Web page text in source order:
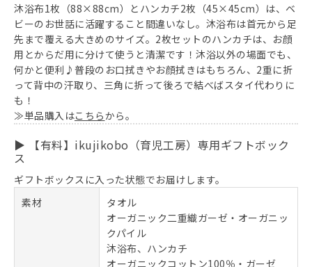
沐浴布1枚（88×88cm）とハンカチ2枚（45×45cm）は、ベ
ビーのお世話に活躍すること間違いなし。沐浴布は首元から足
先まで覆える大きめのサイズ。2枚セットのハンカチは、お顔
用とからだ用に分けて使うと清潔です！沐浴以外の場面でも、
何かと便利♪普段のお口拭きやお顔拭きはもちろん、2重に折
って背中の汗取り、三角に折って後ろで結べばスタイ代わりに
も！
≫単品購入はこちらから。
▶ 【有料】ikujikobo（育児工房）専用ギフトボック
ス
ギフトボックスに入った状態でお届けします。
素材
タオル
オーガニック二重織ガーゼ・オーガニッ
クパイル
沐浴布、ハンカチ
オーガニックコットン100％・ガーゼ